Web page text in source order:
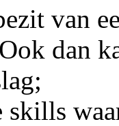
van
dan
skills